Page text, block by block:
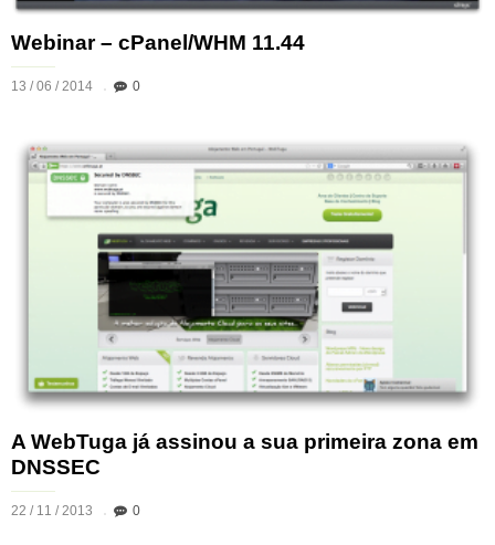
Webinar – cPanel/WHM 11.44
13 / 06 / 2014 0
A WebTuga já assinou a sua primeira zona em
DNSSEC
22 / 11 / 2013 0